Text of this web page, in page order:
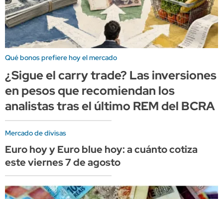
Qué bonos prefiere hoy el mercado
¿Sigue el carry trade? Las inversiones
en pesos que recomiendan los
analistas tras el último REM del BCRA
Mercado de divisas
Euro hoy y Euro blue hoy: a cuánto cotiza
este viernes 7 de agosto